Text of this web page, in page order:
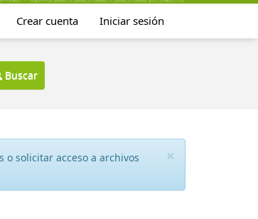
Crear cuenta Iniciar sesión
Buscar
×
o solicitar acceso a archivos